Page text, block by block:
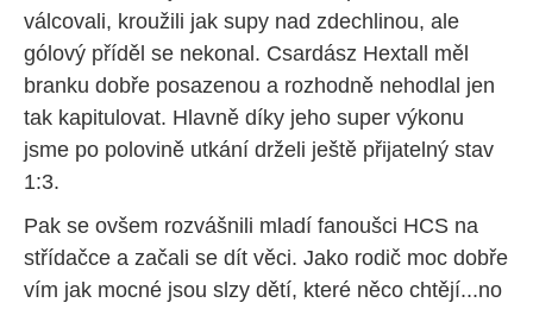
válcovali, kroužili jak supy nad zdechlinou, ale
gólový příděl se nekonal. Csardász Hextall měl
branku dobře posazenou a rozhodně nehodlal jen
tak kapitulovat. Hlavně díky jeho super výkonu
jsme po polovině utkání drželi ještě přijatelný stav
1:3.
Pak se ovšem rozvášnili mladí fanoušci HCS na
střídačce a začali se dít věci. Jako rodič moc dobře
vím jak mocné jsou slzy dětí, které něco chtějí...no